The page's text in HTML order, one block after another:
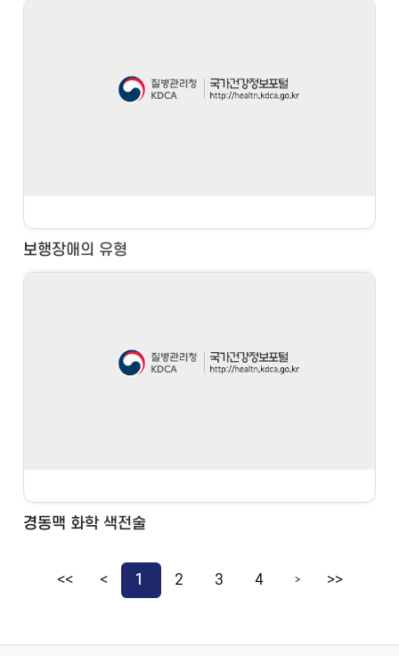
보행장애의 유형
경동맥 화학 색전술
<< < 1 2 3 4 > >>